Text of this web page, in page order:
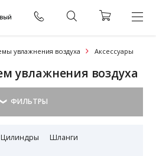
увлажнения воздуха Аксессуары
увлажнения воздуха
Цилиндры
Шланги